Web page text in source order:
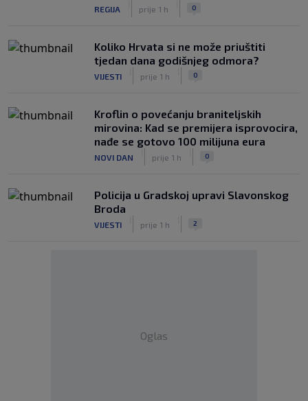
REGIJA prije 1 h 0
Koliko Hrvata si ne može priuštiti
tjedan dana godišnjeg odmora?
VIJESTI prije 1 h 0
Kroflin o povećanju braniteljskih
mirovina: Kad se premijera isprovocira,
nađe se gotovo 100 milijuna eura
NOVI DAN prije 1 h 0
Policija u Gradskoj upravi Slavonskog
Broda
VIJESTI prije 1 h 2
Oglas